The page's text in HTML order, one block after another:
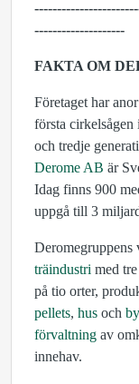
--------------------
FAKTA OM
Företaget har
första
och tredje
Derome AB är
Idag finns 900
uppgå till 3
Deromegruppens
träindustri med
på tio orter,
pellets, hus och
förvaltning av
innehav.